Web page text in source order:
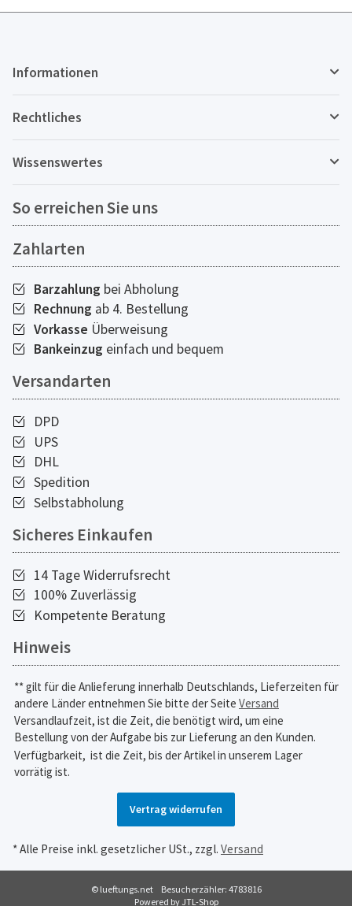
Informationen
Rechtliches
Wissenswertes
So erreichen Sie uns
Zahlarten
Barzahlung bei Abholung
Rechnung ab 4. Bestellung
Vorkasse Überweisung
Bankeinzug einfach und bequem
Versandarten
DPD
UPS
DHL
Spedition
Selbstabholung
Sicheres Einkaufen
14 Tage Widerrufsrecht
100% Zuverlässig
Kompetente Beratung
Hinweis
** gilt für die Anlieferung innerhalb Deutschlands, Lieferzeiten für
andere Länder entnehmen Sie bitte der Seite Versand
Versandlaufzeit, ist die Zeit, die benötigt wird, um eine
Bestellung von der Aufgabe bis zur Lieferung an den Kunden.
Verfügbarkeit, ist die Zeit, bis der Artikel in unserem Lager
vorrätig ist.
Vertrag widerrufen
* Alle Preise inkl. gesetzlicher USt., zzgl. Versand
© lueftungs.net
Besucherzähler: 4783816
Powered by JTL-Shop